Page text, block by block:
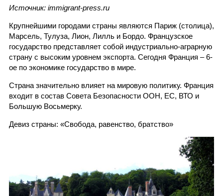
Источник: immigrant-press.ru
Крупнейшими городами страны являются Париж (столица),
Марсель, Тулуза, Лион, Лилль и Бордо. Французское
государство представляет собой индустриально-аграрную
страну с высоким уровнем экспорта. Сегодня Франция – 6-
ое по экономике государство в мире.
Страна значительно влияет на мировую политику. Франция
входит в состав Совета Безопасности ООН, ЕС, ВТО и
Большую Восьмерку.
Девиз страны: «Свобода, равенство, братство»